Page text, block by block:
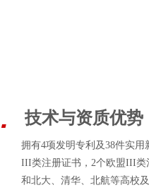
拥有4项发明专利及38件实用
III类注册证书，2个欧盟III类
和北大、清华、北航等高校
. 技术与资质优势